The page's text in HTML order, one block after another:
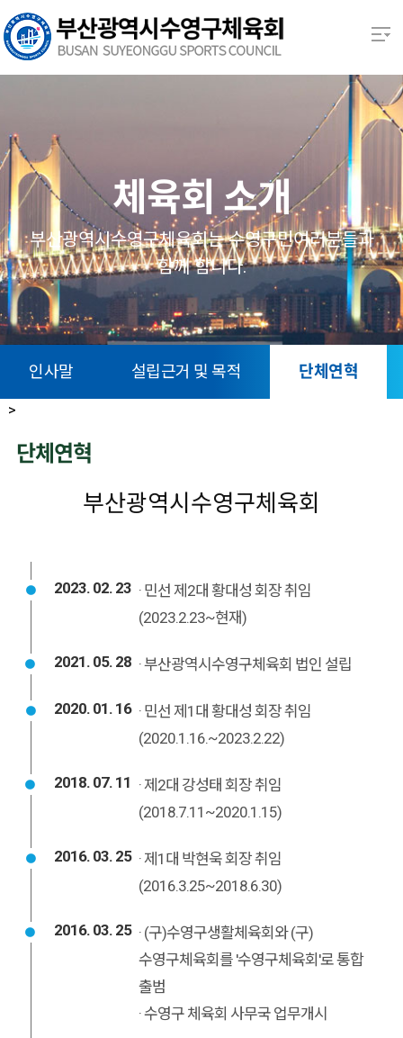
본문 바로가기
열기
열기
열기
열기
열기
체육회 소개
부산광역시수영구체육회는 수영구민여러분들과
함께 함니다.
인사말 설립근거 및 목적 단체연혁
>
단체연혁
부산광역시수영구체육회
2023. 02. 23 · 민선 제2대 황대성 회장 취임
(2023.2.23~현재)
2021. 05. 28 · 부산광역시수영구체육회 법인 설립
2020. 01. 16 · 민선 제1대 황대성 회장 취임
(2020.1.16.~2023.2.22)
2018. 07. 11 · 제2대 강성태 회장 취임
(2018.7.11~2020.1.15)
2016. 03. 25 · 제1대 박현욱 회장 취임
(2016.3.25~2018.6.30)
2016. 03. 25 · (구)수영구생활체육회와 (구)
수영구체육회를 '수영구체육회'로 통합
출범
· 수영구 체육회 사무국 업무개시